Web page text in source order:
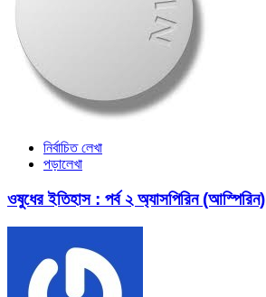
নির্বাচিত লেখা
পড়ালেখা
ওষুধের ইতিহাস : পর্ব ২ অ্যাসপিরিন (আস্পিরিন)